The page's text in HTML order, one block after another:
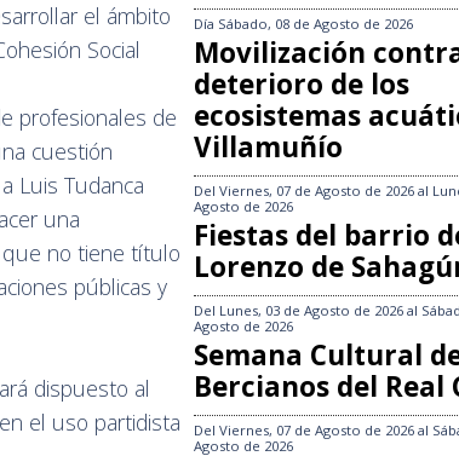
el ámbito
Social
profesionales de
cuestión
Luis Tudanca
una
que no tiene título
públicas y
dispuesto al
el uso partidista
Día Sábado, 08 de Agosto de 2026
Movilización
deterioro de los
ecosistemas
Villamuñío
Del Viernes, 07 de Agosto de 2026 al
Agosto de 2026
Fiestas del barrio
Lorenzo de
Del Lunes, 03 de Agosto de 2026 al
Agosto de 2026
Semana Cultural
Bercianos del Real
Del Viernes, 07 de Agosto de 2026 al
Agosto de 2026